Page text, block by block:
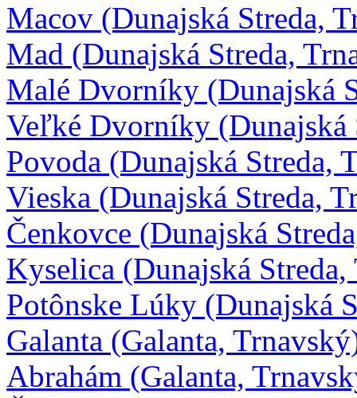
Macov (Dunajská Streda,
Mad (Dunajská Streda,
Malé Dvorníky (Dunajská
Veľké Dvorníky (Dunajská
Povoda (Dunajská Streda,
Vieska (Dunajská Streda,
Čenkovce (Dunajská
Kyselica (Dunajská
Potônske Lúky (Dunajská
Galanta (Galanta,
Abrahám (Galanta,